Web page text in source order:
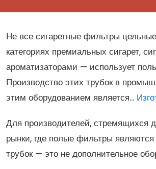
Не все сигаретные фильтры
категориях премиальных сигарет,
ароматизаторами — использует
Производство этих трубок в
этим оборудованием является...
Для производителей, стремящихся
рынки, где полые фильтры
трубок — это не дополнительное